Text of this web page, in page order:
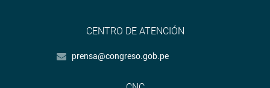
CENTRO DE ATENCIÓN
prensa@congreso.gob.pe